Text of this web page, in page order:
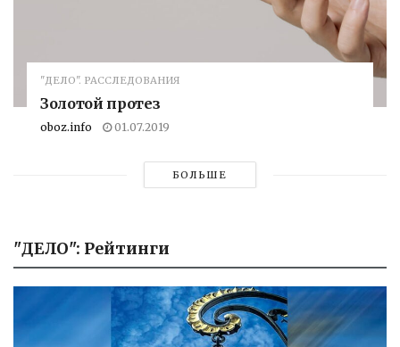
"ДЕЛО". РАССЛЕДОВАНИЯ
Золотой протез
oboz.info 01.07.2019
БОЛЬШЕ
"ДЕЛО": Рейтинги